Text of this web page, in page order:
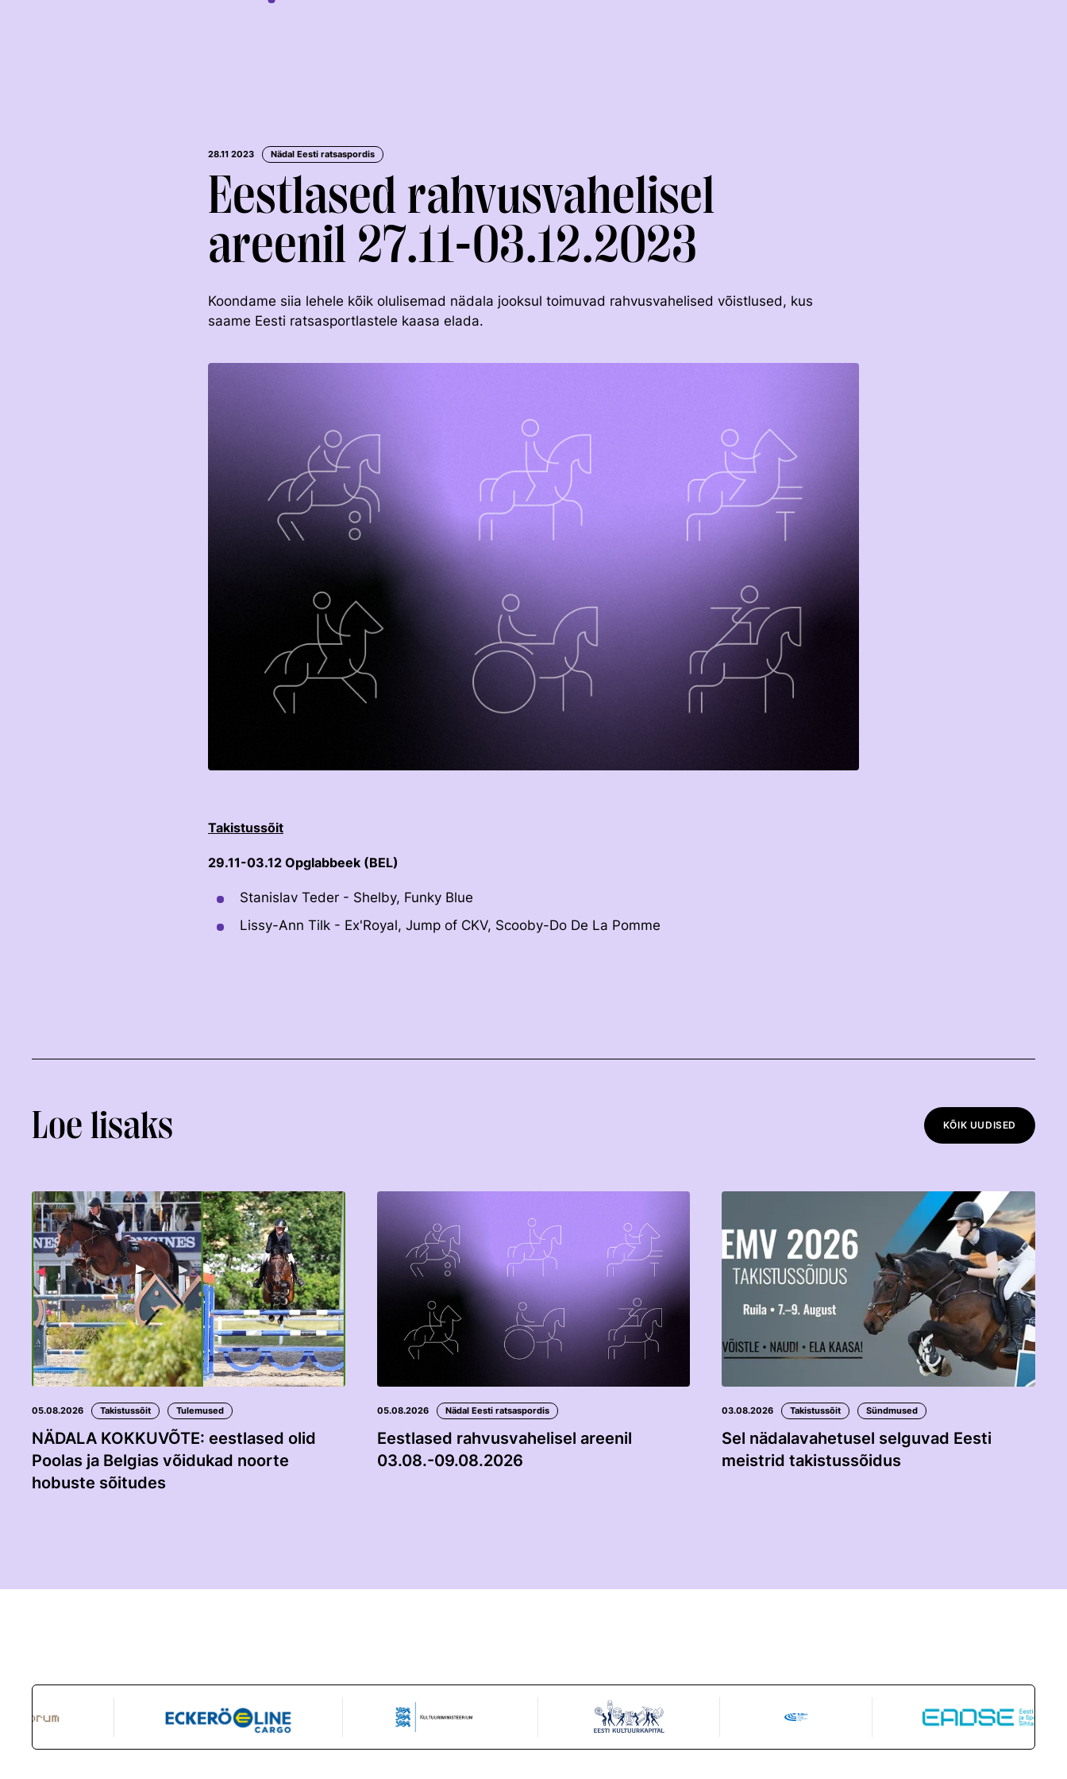
KOOLISÕIT JA
PARAKOOLISÕIT
KOLMEVÕISTLUS KESTVUSRATSUTAMINE
28.11 2023 Nädal Eesti ratsaspordis
Eestlased rahvusvahelisel
areenil 27.11-03.12.2023
Koondame siia lehele kõik olulisemad nädala jooksul toimuvad rahvusvahelised võistlused, kus
saame Eesti ratsasportlastele kaasa elada.
Takistussõit
29.11-03.12 Opglabbeek (BEL)
Stanislav Teder - Shelby, Funky Blue
Lissy-Ann Tilk - Ex'Royal, Jump of CKV, Scooby-Do De La Pomme
Loe lisaks KÕIK UUDISED
05.08.2026 Takistussõit Tulemused
NÄDALA KOKKUVÕTE: eestlased olid
Poolas ja Belgias võidukad noorte
hobuste sõitudes
05.08.2026 Nädal Eesti ratsaspordis
Eestlased rahvusvahelisel areenil
03.08.-09.08.2026
03.08.2026 Takistussõit Sündmused
Sel nädalavahetusel selguvad Eesti
meistrid takistussõidus